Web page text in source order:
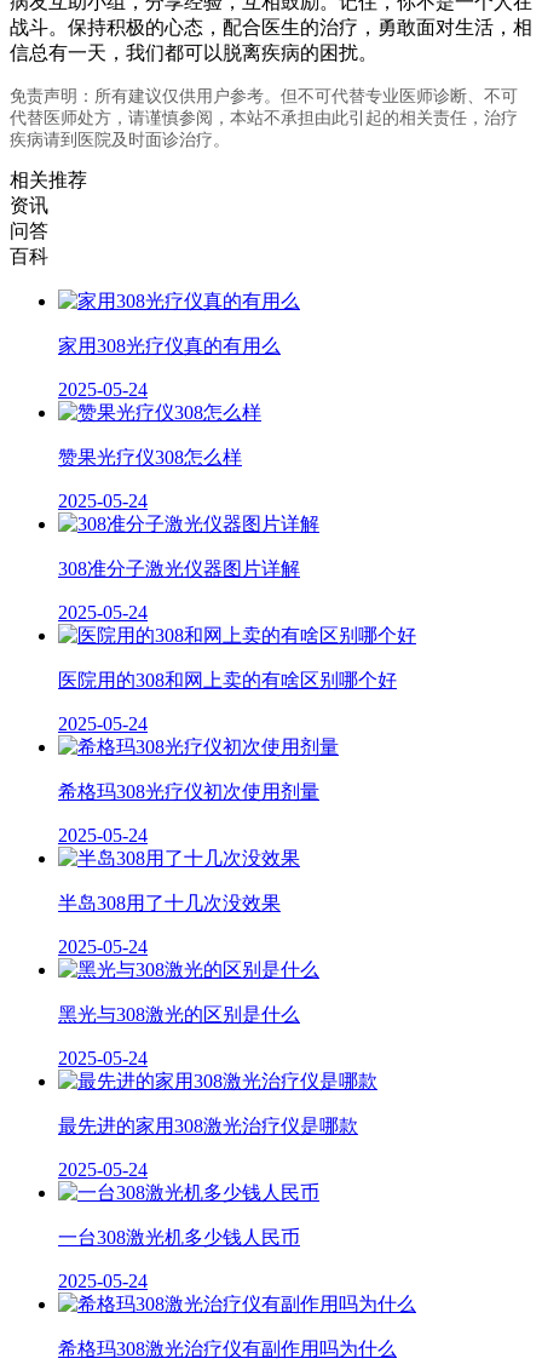
战斗。保持积极的心态，配合医生的治疗，勇敢面对生活，相
信总有一天，我们都可以脱离疾病的困扰。
免责声明：所有建议仅供用户参考。但不可代替专业医师诊断、不可
代替医师处方，请谨慎参阅，本站不承担由此引起的相关责任，治疗
疾病请到医院及时面诊治疗。
相关推荐
资讯
问答
百科
家用308光疗仪真的有用么
2025-05-24
赞果光疗仪308怎么样
2025-05-24
308准分子激光仪器图片详解
2025-05-24
医院用的308和网上卖的有啥区别哪个好
2025-05-24
希格玛308光疗仪初次使用剂量
2025-05-24
半岛308用了十几次没效果
2025-05-24
黑光与308激光的区别是什么
2025-05-24
最先进的家用308激光治疗仪是哪款
2025-05-24
一台308激光机多少钱人民币
2025-05-24
希格玛308激光治疗仪有副作用吗为什么